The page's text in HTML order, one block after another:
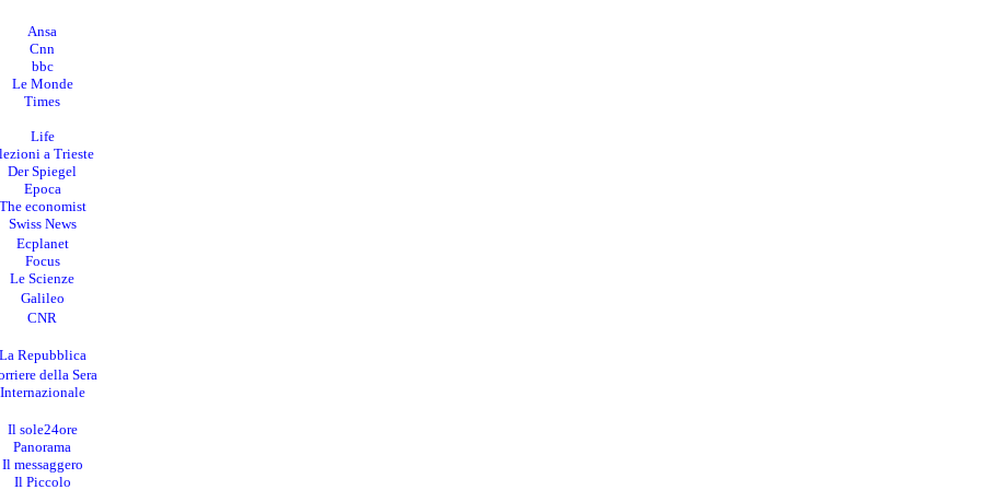
Ansa
Cnn
bbc
Le Monde
Times
Life
a Trieste
Der Spiegel
Epoca
economist
Swiss News
Ecplanet
Focus
Le Scienze
Galileo
CNR
Repubblica
della Sera
Internazionale
Il sole24ore
Panorama
Il messaggero
Il Piccolo